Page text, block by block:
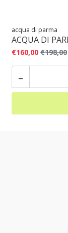
acqua di parma
ACQUA DI
€160,00 €198,00
-